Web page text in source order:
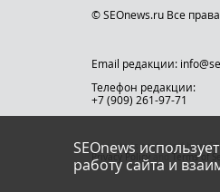
SEOnews
работу сайта и
© SEOnews.ru Все
Email редакции:
Телефон редакции:
+7 (909) 261-97-71
This site is protected by
Privacy Policyand Terms of